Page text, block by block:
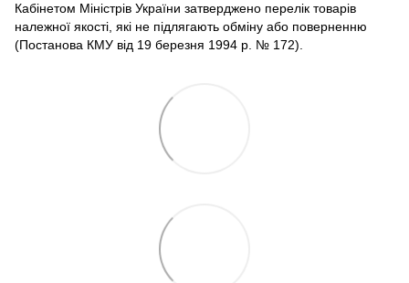
Кабінетом Міністрів України затверджено перелік товарів
належної якості, які не підлягають обміну або поверненню
(Постанова КМУ від 19 березня 1994 р. № 172).